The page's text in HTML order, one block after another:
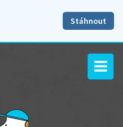
Stáhnout